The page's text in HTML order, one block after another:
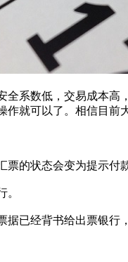
数低，交易成本高
就可以了。相信目前
状态会变为提示付
已经背书给出票银行